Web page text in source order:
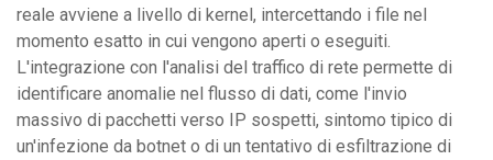
reale avviene a livello di kernel, intercettando i file nel
momento esatto in cui vengono aperti o eseguiti.
L'integrazione con l'analisi del traffico di rete permette di
identificare anomalie nel flusso di dati, come l'invio
massivo di pacchetti verso IP sospetti, sintomo tipico di
un'infezione da botnet o di un tentativo di esfiltrazione di